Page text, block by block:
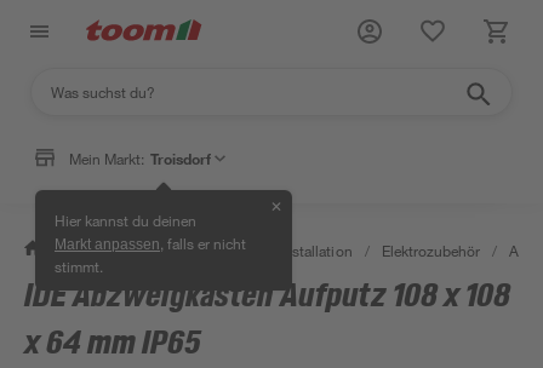
Mein Markt: Troisdorf
Hier kannst du deinen
Markt anpassen , falls er nicht
stimmt.
✕
/ Bauen & Renovieren / Elektroinstallation / Elektrozubehör /
IDE Abzweigkasten Aufputz 108 x 108
x 64 mm IP65